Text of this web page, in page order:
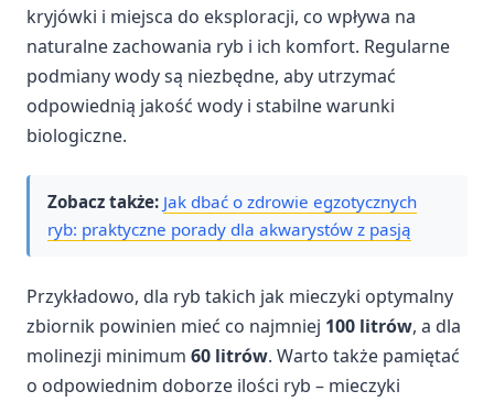
kryjówki i miejsca do eksploracji, co wpływa na
naturalne zachowania ryb i ich komfort. Regularne
podmiany wody są niezbędne, aby utrzymać
odpowiednią jakość wody i stabilne warunki
biologiczne.
Zobacz także: Jak dbać o zdrowie egzotycznych
ryb: praktyczne porady dla akwarystów z pasją
Przykładowo, dla ryb takich jak mieczyki optymalny
zbiornik powinien mieć co najmniej 100 litrów, a dla
molinezji minimum 60 litrów. Warto także pamiętać
o odpowiednim doborze ilości ryb – mieczyki